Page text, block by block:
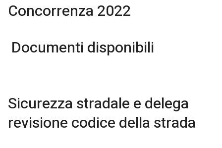
Concorrenza 2022
Documenti disponibili
Sicurezza stradale e delega
revisione codice della strada